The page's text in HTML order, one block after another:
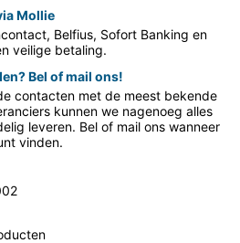
Mollie
Belfius, Sofort Banking en
veilige betaling.
Bel of mail ons!
contacten met de meest bekende
kunnen we nagenoeg alles
leveren. Bel of mail ons wanneer
vinden.